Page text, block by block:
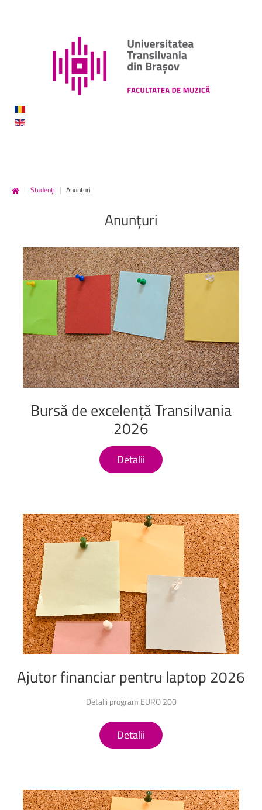
| Studenți | Anunțuri
Anunțuri
Bursăde excelențăTransilvania
2026
Detalii
Ajutorfinanciarpentru laptop 2026
Detalii program EURO 200
Detalii